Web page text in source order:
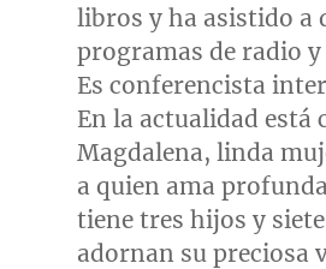
libros y ha asistido a
programas de radio
Es conferencista
En la actualidad está
Magdalena, linda
a quien ama
tiene tres hijos y
adornan su preciosa